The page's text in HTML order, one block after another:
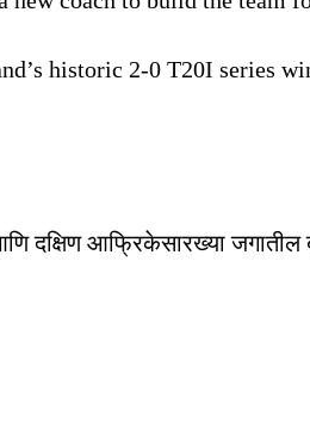
historic 2-0 T20I series
दक्षिण आफ्रिकेसारख्या